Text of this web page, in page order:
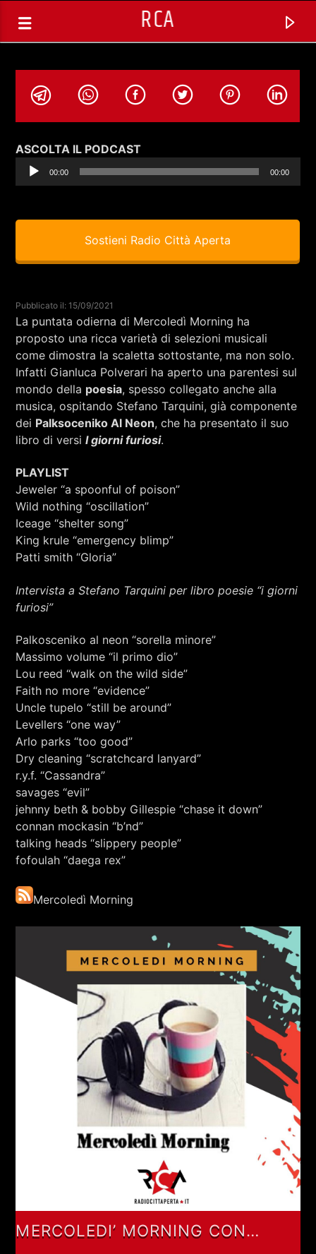
RCA
SELEZIONI MUSICALI
RCA - Radio città aperta
+393401974468
ASCOLTA IL PODCAST
Player
00:00 00:00
Sostieni Radio Città Aperta
Pubblicato il: 15/09/2021
La puntata odierna di Mercoledì Morning ha
proposto una ricca varietà di selezioni musicali
come dimostra la scaletta sottostante, ma non solo.
Infatti Gianluca Polverari ha aperto una parentesi sul
mondo della poesia, spesso collegato anche alla
musica, ospitando Stefano Tarquini, già componente
dei Palksoceniko Al Neon, che ha presentato il suo
libro di versiI giorni furiosi.
PLAYLIST
Jeweler “a spoonful of poison”
Wild nothing “oscillation”
Iceage “shelter song”
King krule “emergency blimp”
Patti smith “Gloria”
Intervista a Stefano Tarquini per libro poesie “i giorni
furiosi”
Palkosceniko al neon “sorella minore”
Massimo volume “il primo dio”
Lou reed “walk on the wild side”
Faith no more “evidence”
Uncle tupelo “still be around”
Levellers “one way”
Arlo parks “too good”
Dry cleaning “scratchcard lanyard”
r.y.f. “Cassandra”
savages “evil”
jehnny beth & bobby Gillespie “chase it down”
connan mockasin “b’nd”
talking heads “slippery people”
fofoulah “daega rex”
Mercoledì Morning
MERCOLEDI’ MORNING CON